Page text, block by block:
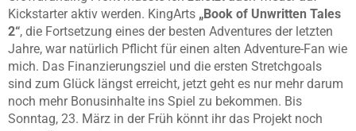
Kickstarter aktiv werden. KingArts „Book of Unwritten Tales
2“, die Fortsetzung eines der besten Adventures der letzten
Jahre, war natürlich Pflicht für einen alten Adventure-Fan wie
mich. Das Finanzierungsziel und die ersten Stretchgoals
sind zum Glück längst erreicht, jetzt geht es nur mehr darum
noch mehr Bonusinhalte ins Spiel zu bekommen. Bis
Sonntag, 23. März in der Früh könnt ihr das Projekt noch